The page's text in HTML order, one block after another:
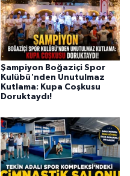
Şampiyon Boğaziçi Spor
Kulübü'nden Unutulmaz
Kutlama: Kupa Coşkusu
Doruktaydı!